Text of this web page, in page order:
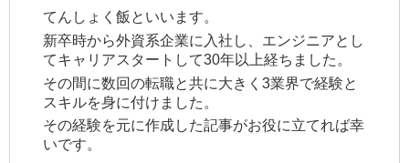
てんしょく飯といいます。
新卒時から外資系企業に入社し、エンジニアとし
てキャリアスタートして30年以上経ちました。
その間に数回の転職と共に大きく3業界で経験と
スキルを身に付けました。
その経験を元に作成した記事がお役に立てれば幸
いです。